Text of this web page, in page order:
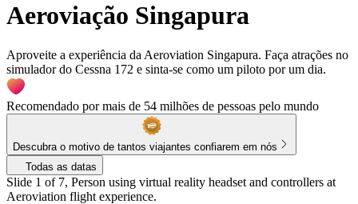
Aeroviação Singapura
Aproveite a experiência da Aeroviation Singapura. Faça atrações no
simulador do Cessna 172 e sinta-se como um piloto por um dia.
Recomendado por mais de 54 milhões de pessoas pelo mundo
Descubra o motivo de tantos viajantes confiarem em nós
Todas as datas
Slide 1 of 7, Person using virtual reality headset and controllers at
Aeroviation flight experience.